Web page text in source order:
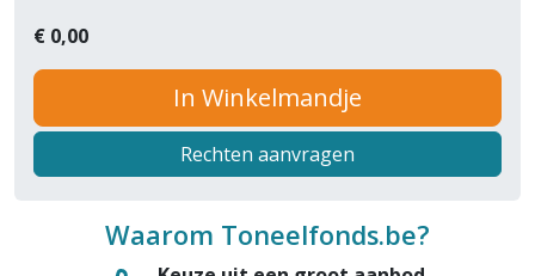
€ 0,00
In Winkelmandje
Rechten aanvragen
Waarom Toneelfonds.be?